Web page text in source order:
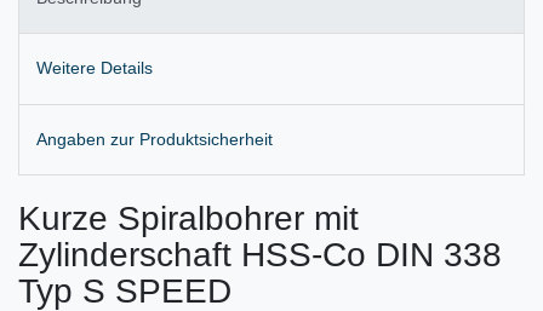
Weitere Details
Angaben zur Produktsicherheit
Kurze Spiralbohrer mit
Zylinderschaft HSS-Co DIN 338
Typ S SPEED